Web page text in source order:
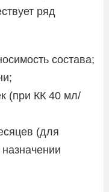
ряд
состава;
(при КК 40 мл/
(для